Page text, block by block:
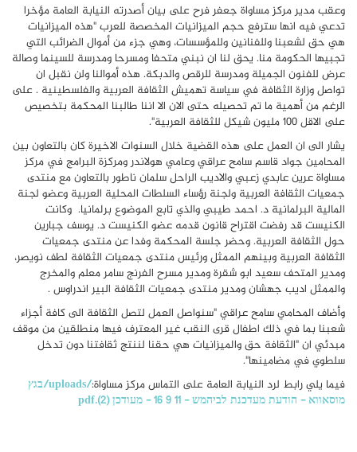
وعقب مدير مركز مساواة جعفر فرح على بيان أصدرته النيابة العامة مؤخرا
تدعي فيه انها سترفع حجم الميزانيات المخصصة للعرب "هذه الميزانيات
هي حق لشعبنا وللفنانين وللمؤسسات، وهي جزء من أموال الضرائب التي
تجبيها الحكومة منا. يحق لنا ان نبني متحفا ومسرحا ومدرسة للسينما وصالة
عرض للفنون الجميلة ومدرسة للرقص والدبكة. هذه أموالنا ولن نقبل ان
تواصل وزارة الثقافة في سياسة تهميش الثقافة العربية والفلسطينية .على
الرغم من أهمية ما تم تحصيله حتى الان الا اننا طالبنا المحكمة بتخصيص
على الاقل 100 مليون شيكل للثقافة العربية".
يشار الى ان العمل على هذه القضية خلال السنوات الاخيرة كان بالتعاون بين
المحامين جواد قاسم سامح عراقي وعامي هولاندر ومركزة البرامج في مركز
مساواة عرين عابدي زعبي والاديب الراحل سلمان ناطور بالتعاون مع منتدى
جمعيات الثقافة العربية ولجنة رؤساء السلطات المحلية العربية وعضو لجنة
المالية البرلمانية د. احمد طيبي والذي تابع الموضوع برلمانيا. وكانت
الكنيست قد رفضت اقتراح قانون قدمه عضو الكنيست د. يوسف جبارين
حول الثقافة العربية. وحضر جلسة المحكمة وفدا عن منتدى جمعيات
الثقافة العربية وبينهم الممثل ورئيس منتدى جمعيات الثقافة لطف نويصر،
ومدير المتحف سعيد ابو شقرة ومدير مسرح الفرنج سامر معلم والمخرج
والممثل اديب جهشان ومدير منتدى جمعيات الثقافة البير اندراوس .
وأضاف المحامي سامح عراقي "سنواصل العمل لتصل الثقافة الى كافة أجزاء
شعبنا بما في ذلك اطفال قرى النقب غير المعترف فيها منطلقين من موقف
مبدئي ان "الثقافة حق والميزانيات هي حقنا لننتج ثقافتنا دون تدخل
سلطوي في مضامينها".
فيما يلي رابط لرد النيابة العامة على التماس مركز مساواة:
/uploads/בגץ
מוסאווא - הודעת מעדכנת לביהמש - 11 9 16 - מעודכן (2).pdf